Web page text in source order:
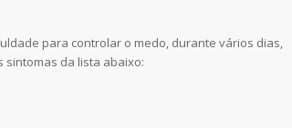
para controlar o medo, durante vários dias,
sintomas da lista abaixo: